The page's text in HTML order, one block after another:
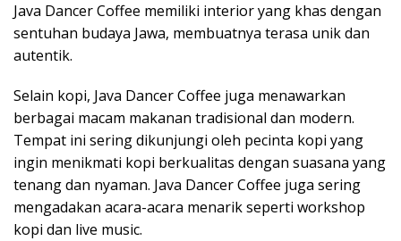
Java Dancer Coffee memiliki interior yang khas dengan
sentuhan budaya Jawa, membuatnya terasa unik dan
autentik.
Selain kopi, Java Dancer Coffee juga menawarkan
berbagai macam makanan tradisional dan modern.
Tempat ini sering dikunjungi oleh pecinta kopi yang
ingin menikmati kopi berkualitas dengan suasana yang
tenang dan nyaman. Java Dancer Coffee juga sering
mengadakan acara-acara menarik seperti workshop
kopi dan live music.